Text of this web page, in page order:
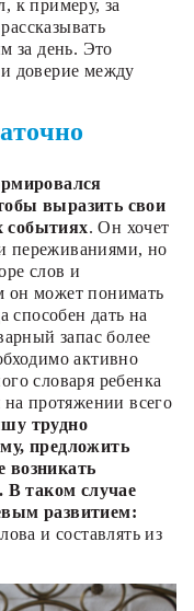
к примеру, за
за день. Это
доверие между
выразить свои
событиях. Он хочет
переживаниями, но
слов и
он может понимать
способен дать на
запас более
активно
словаря ребенка
на протяжении всего
трудно
предложить
возникать
В таком случае
развитием:
и составлять из